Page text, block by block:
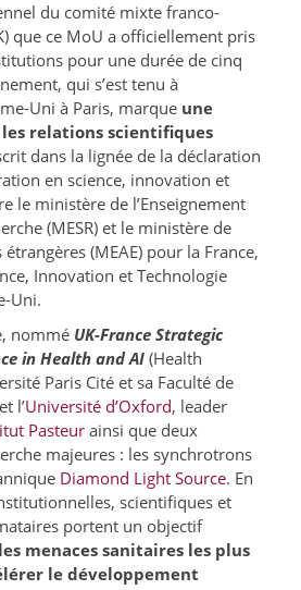
du comité mixte franco-
que ce MoU a officiellement pris
pour une durée de cinq
qui s’est tenu à
Uni à Paris, marque une
relations scientifiques
dans la lignée de la déclaration
en science, innovation et
le ministère de l’Enseignement
(MESR) et le ministère de
(MEAE) pour la France,
Innovation et Technologie
Uni.
nommé UK-France Strategic
in Health and AI (Health
Paris Cité et sa Faculté de
l’Université d’Oxford, leader
Pasteur ainsi que deux
majeures : les synchrotrons
Diamond Light Source. En
scientifiques et
portent un objectif
menaces sanitaires les plus
le développement